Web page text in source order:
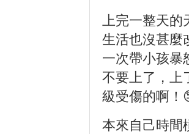
上完一整天的
生活也沒甚麼
一次帶小孩暴
不要上了，上
級受傷的啊！
本來自己時間